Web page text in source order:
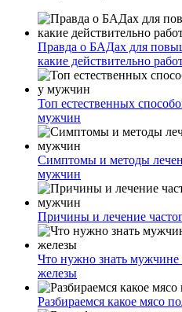
Правда о БАДах для
какие действительно
Топ естественных
мужчин
Симптомы и методы
мужчин
Причины и лечение
Что нужно знать
железы
Разбираемся какое мясо